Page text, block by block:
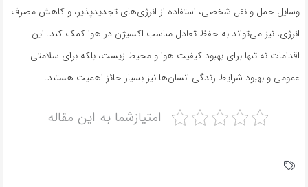
وسایل حمل و نقل شخصی، استفاده از انرژی‌های تجدیدپذیر، و کاهش مصرف
انرژی، نیز می‌تواند به حفظ تعادل مناسب اکسیژن در هوا کمک کند. این
اقدامات نه تنها برای بهبود کیفیت هوا و محیط زیست، بلکه برای سلامتی
عمومی و بهبود شرایط زندگی انسان‌ها نیز بسیار حائز اهمیت هستند.
امتیازشما به این مقاله